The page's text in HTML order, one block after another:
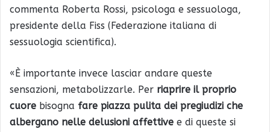
commenta Roberta Rossi, psicologa e sessuologa,
presidente della Fiss (Federazione italiana di
sessuologia scientifica).
«È importante invece lasciar andare queste
sensazioni, metabolizzarle. Per riaprire il proprio
cuore bisogna fare piazza pulita dei pregiudizi che
albergano nelle delusioni affettive e di queste si